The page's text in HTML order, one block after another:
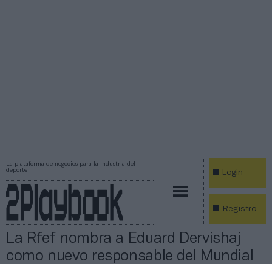
La plataforma de negocios para la industria del
deporte
Login
Registro
La Rfef nombra a Eduard Dervishaj
como nuevo responsable del Mundial